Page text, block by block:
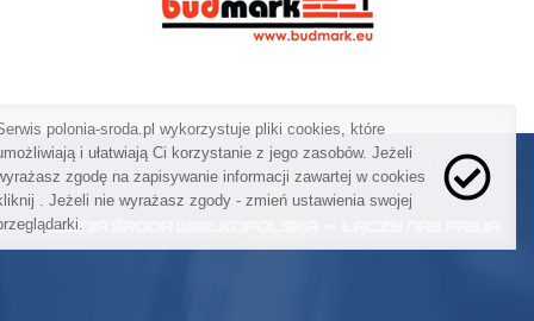
polonia-sroda.pl wykorzystuje pliki cookies, które
i ułatwiają Ci korzystanie z jego zasobów. Jeżeli
zgodę na zapisywanie informacji zawartej w cookies
. Jeżeli nie wyrażasz zgody - zmień ustawienia swojej